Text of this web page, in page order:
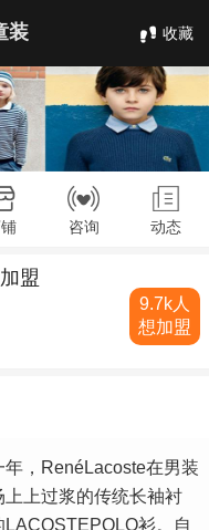
装 收藏
咨询 动态
盟
9.7k人
想加盟
，RenéLacoste在男装
上过浆的传统长袖衬
衫。自